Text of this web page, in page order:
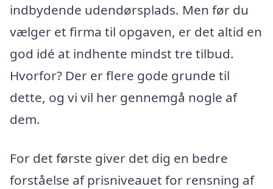
indbydende udendørsplads. Men før du
vælger et firma til opgaven, er det altid en
god idé at indhente mindst tre tilbud.
Hvorfor? Der er flere gode grunde til
dette, og vi vil her gennemgå nogle af
dem.
For det første giver det dig en bedre
forståelse af prisniveauet for rensning af